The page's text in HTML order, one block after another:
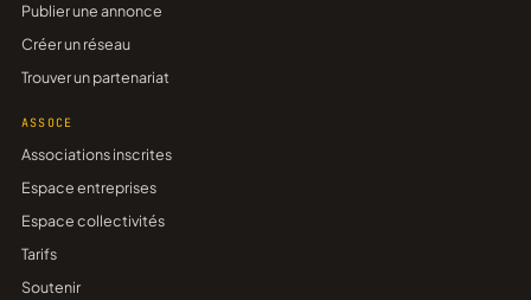
Publier une annonce
Créer un réseau
Trouver un partenariat
ASSOCE
Associations inscrites
Espace entreprises
Espace collectivités
Tarifs
Soutenir